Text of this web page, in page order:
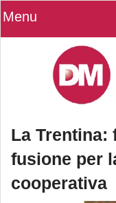
Menu
La Trentina:
fusione per
cooperativa